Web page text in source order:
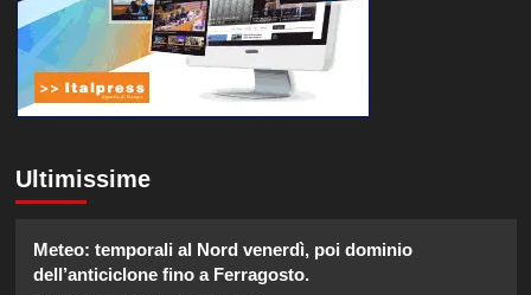
Ultimissime
Meteo: temporali al Nord venerdì, poi dominio
dell’anticiclone fino a Ferragosto.